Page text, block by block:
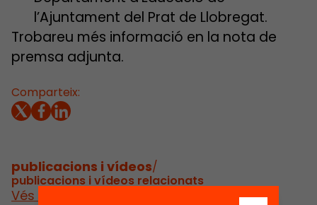
Comparteix:
l’Ajuntament del Prat de Llobregat.
Trobareu més informació en la nota de
premsa adjunta.
publicacions i vídeos/
publicacions i vídeos relacionats
Vés a publicacions i vídeos